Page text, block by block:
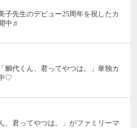
子先生のデビュー25周年を祝したカ
中♬
鯛代くん、君ってやつは。」単独カ
♡
、君ってやつは。」がファミリーマ